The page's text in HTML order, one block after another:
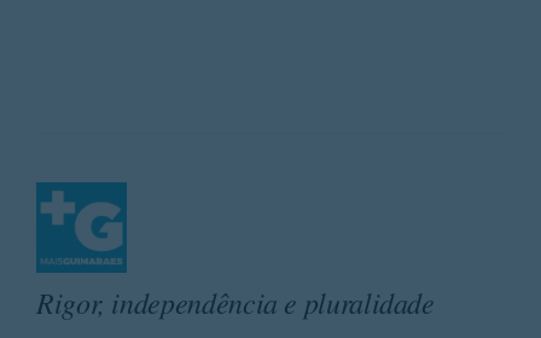
Rigor, independência e pluralidade